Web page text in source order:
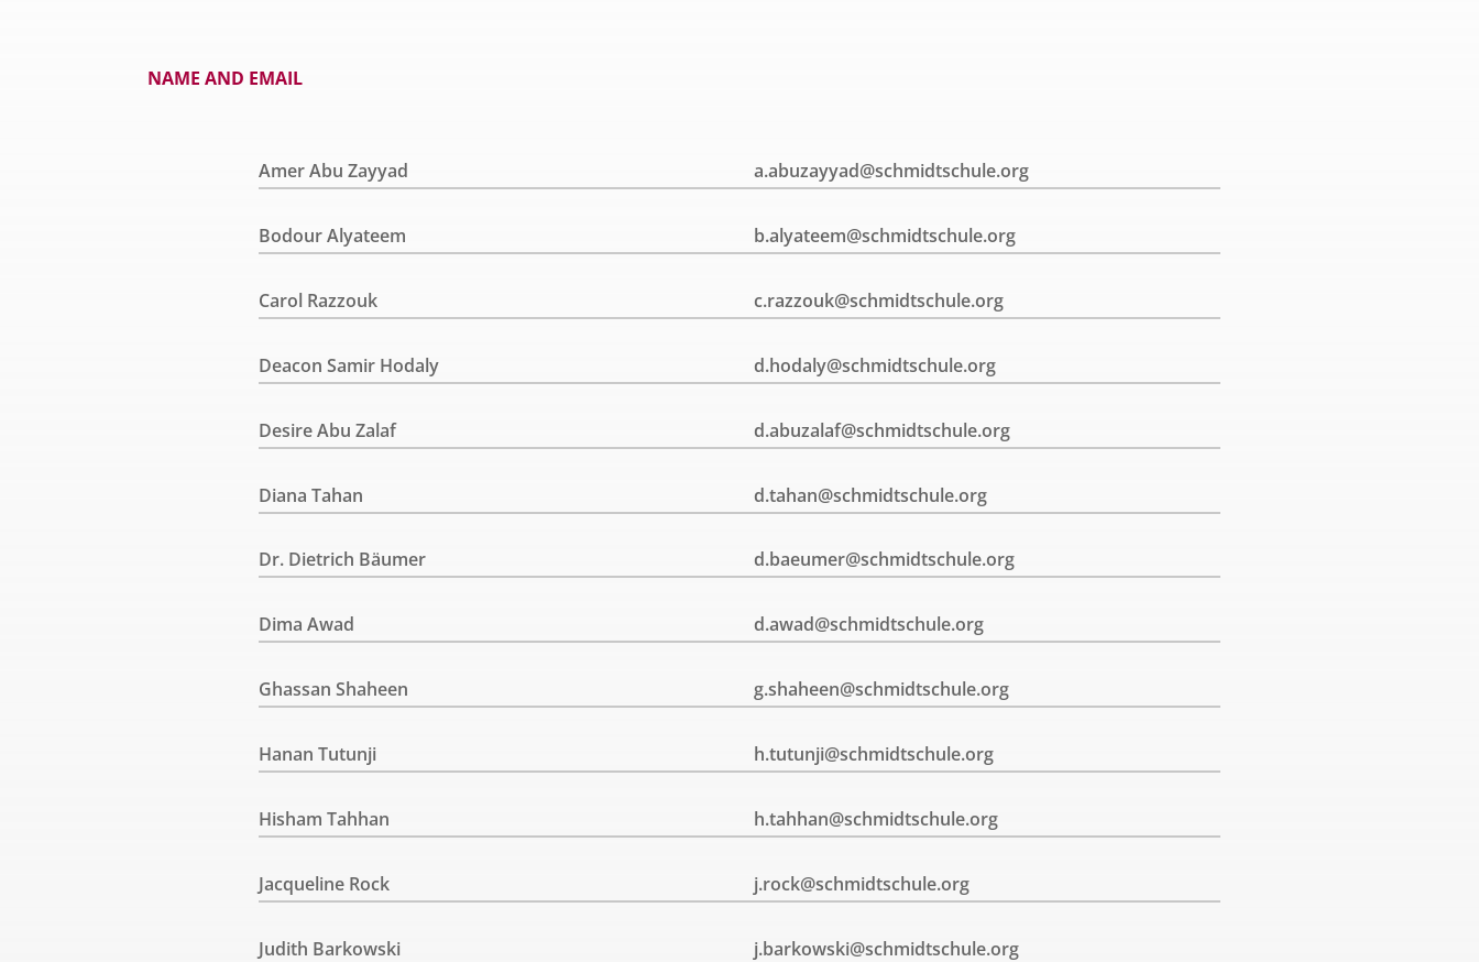
NAME AND EMAIL
Amer Abu Zayyad a.abuzayyad@schmidtschule.org
Bodour Alyateem b.alyateem@schmidtschule.org
Carol Razzouk c.razzouk@schmidtschule.org
Deacon Samir Hodaly d.hodaly@schmidtschule.org
Desire Abu Zalaf d.abuzalaf@schmidtschule.org
Diana Tahan d.tahan@schmidtschule.org
Dr. Dietrich Bäumer d.baeumer@schmidtschule.org
Dima Awad d.awad@schmidtschule.org
Ghassan Shaheen g.shaheen@schmidtschule.org
Hanan Tutunji h.tutunji@schmidtschule.org
Hisham Tahhan h.tahhan@schmidtschule.org
Jacqueline Rock j.rock@schmidtschule.org
Judith Barkowski j.barkowski@schmidtschule.org